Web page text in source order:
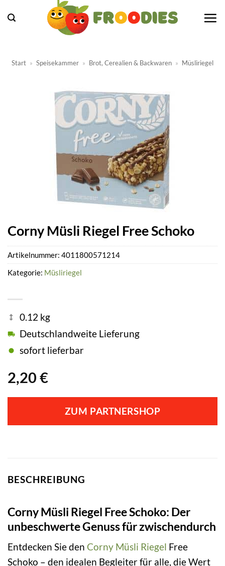
Inhalt
Start » Speisekammer » Brot, Cerealien & Backwaren » Müsliriegel
Corny Müsli Riegel Free Schoko
2,20 €
0.12 kg
Deutschlandweite Lieferung
sofort lieferbar
ZUM PARTNERSHOP
Artikelnummer: 4011800571214
Kategorie: Müsliriegel
BESCHREIBUNG
Corny Müsli Riegel Free Schoko: Der
unbeschwerte Genuss für zwischendurch
Entdecken Sie den Corny Müsli Riegel Free
Schoko – den idealen Begleiter für alle, die Wert